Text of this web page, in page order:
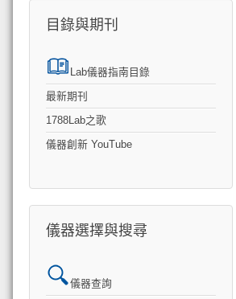
目錄與期刊
Lab儀器指南目錄
最新期刊
1788Lab之歌
儀器創新 YouTube
儀器選擇與搜尋
儀器查詢